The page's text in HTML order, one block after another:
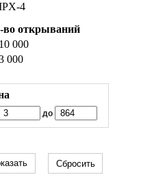
4
во открываний
10 000
000
до